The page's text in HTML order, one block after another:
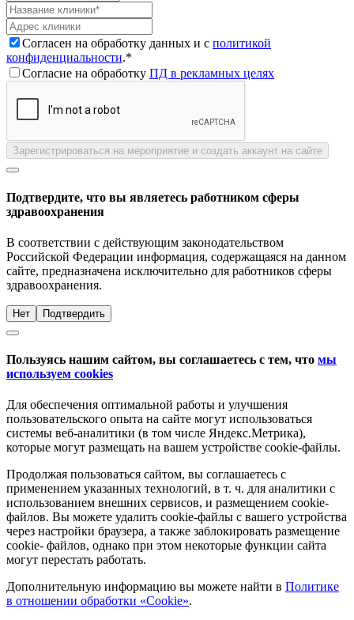
Согласен на обработку данных и с политикой
конфиденциальности.*
Согласие на обработку ПД в рекламных целях
Зарегистрироваться на мероприятие и создать аккаунт на сайте
Подтвердите, что вы являетесь работником сферы
здравоохранения
В соответствии с действующим законодательством
Российской Федерации информация, содержащаяся на данном
сайте, предназначена исключительно для работников сферы
здравоохранения.
Нет Подтвердить
Пользуясь нашим сайтом, вы соглашаетесь с тем, что мы
используем cookies
Для обеспечения оптимальной работы и улучшения
пользовательского опыта на сайте могут использоваться
системы веб-аналитики (в том числе Яндекс.Метрика),
которые могут размещать на вашем устройстве cookie-файлы.
Продолжая пользоваться сайтом, вы соглашаетесь с
применением указанных технологий, в т. ч. для аналитики с
использованием внешних сервисов, и размещением cookie-
файлов. Вы можете удалить cookie-файлы с вашего устройства
через настройки браузера, а также заблокировать размещение
cookie- файлов, однако при этом некоторые функции сайта
могут перестать работать.
Дополнительную информацию вы можете найти в Политике
в отношении обработки «Cookie».